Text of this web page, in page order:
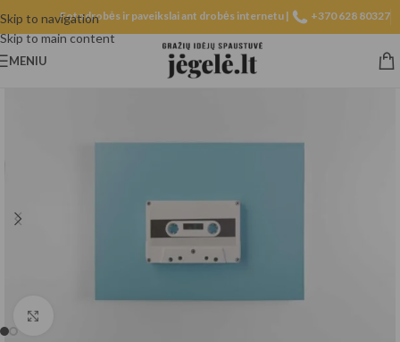
Skip to navigation
Skip to main content
Fotodrobės ir paveikslai ant drobės internetu | +370 628 80327
MENIU